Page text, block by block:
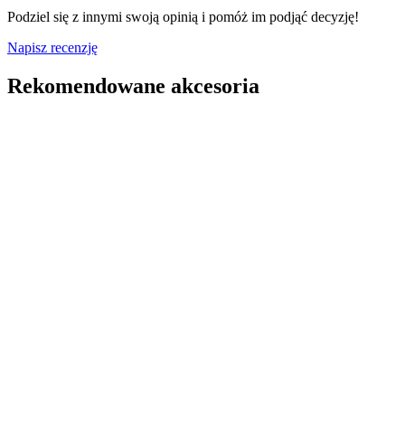
Podziel się z innymi swoją opinią i pomóż im podjąć decyzję!
Napisz recenzję
Rekomendowane akcesoria